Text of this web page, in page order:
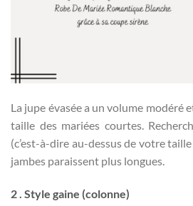
La jupe évasée a un volume modéré
taille des mariées courtes.
(c’est-à-dire au-dessus de votre
jambes paraissent plus longues.
2 . Style gaine (colonne)